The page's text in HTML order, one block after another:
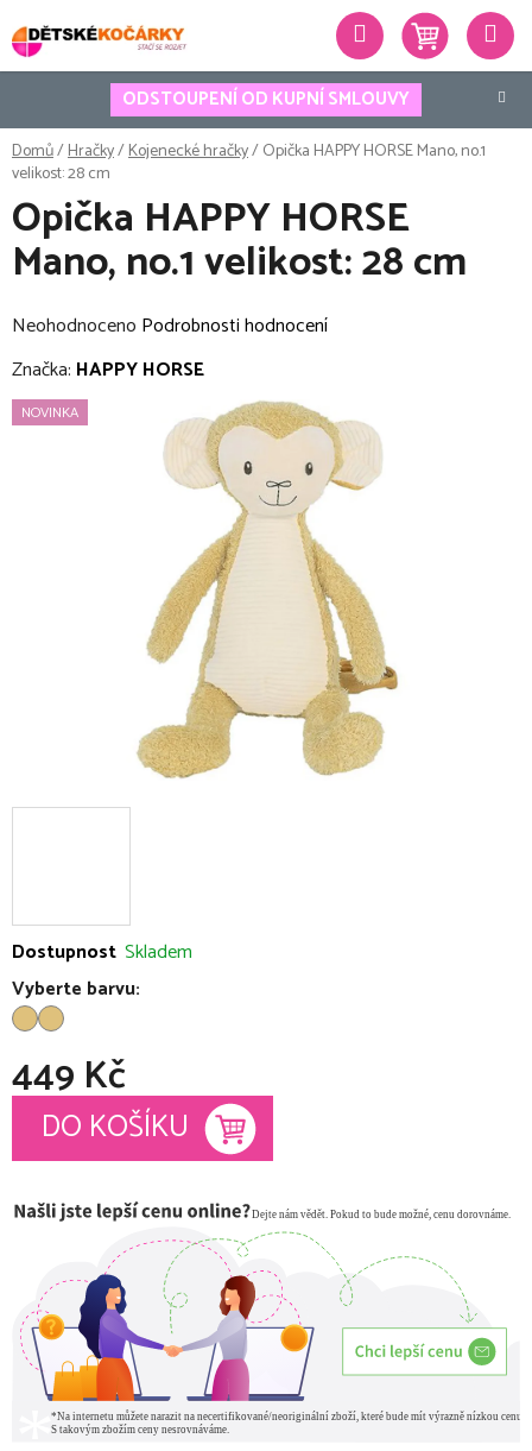
na
obsah
ODSTOUPENÍ OD KUPNÍ SMLOUVY
Hledat
Domů/Hračky/Kojenecké hračky/Opička HAPPY HORSE Mano, no.1
velikost: 28 cm
Dostupnost Skladem
Vyberte barvu:
449 Kč
Měrná cena:
DO KOŠÍKU
Opička HAPPY HORSE
Mano, no.1 velikost: 28 cm
Průměrné
hodnocení
je
Neohodnoceno Podrobnosti hodnocení
Značka: HAPPY HORSE
NOVINKA